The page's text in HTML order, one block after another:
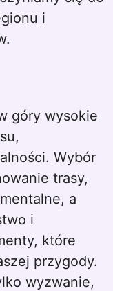
i
góry wysokie
Wybór
trasy,
a
i
które
przygody.
wyzwanie,